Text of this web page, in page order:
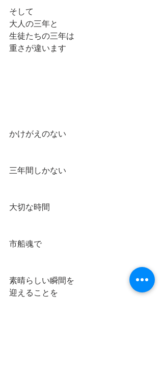
そして
大人の三年と
生徒たちの三年は
重さが違います
かけがえのない
三年間しかない
大切な時間
市船魂で
素晴らしい瞬間を
迎えることを